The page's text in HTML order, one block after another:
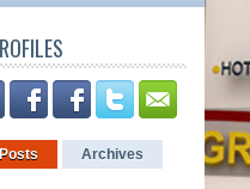
- Surabaya
Archives